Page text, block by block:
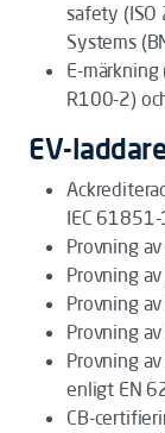
safety
Systems
E-
R100-2)
EV-
IEC 61851-
Provning
Provning
Provning
Provning
Provning
enligt EN
CB-